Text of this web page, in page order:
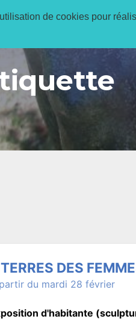
de cookies pour
DES
du mardi 28 février
d'habitante